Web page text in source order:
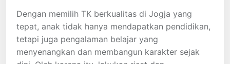
Dengan memilih TK berkualitas di Jogja yang
tepat, anak tidak hanya mendapatkan pendidikan,
tetapi juga pengalaman belajar yang
menyenangkan dan membangun karakter sejak